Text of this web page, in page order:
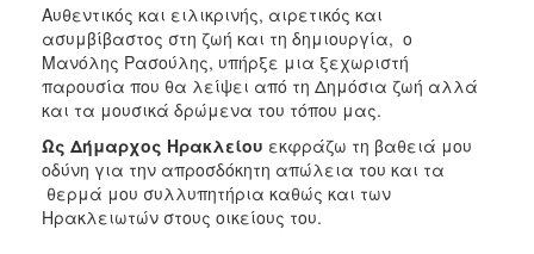
Αυθεντικός και ειλικρινής, αιρετικός και
ασυμβίβαστος στη ζωή και τη δημιουργία, ο
Μανόλης Ρασούλης, υπήρξε μια ξεχωριστή
παρουσία που θα λείψει από τη Δημόσια ζωή αλλά
και τα μουσικά δρώμενα του τόπου μας.
Ως Δήμαρχος Ηρακλείου εκφράζω τη βαθειά μου
οδύνη για την απροσδόκητη απώλεια του και τα
θερμά μου συλλυπητήρια καθώς και των
Ηρακλειωτών στους οικείους του.